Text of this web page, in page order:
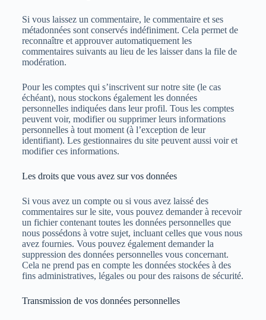
Si vous laissez un commentaire, le commentaire et ses
métadonnées sont conservés indéfiniment. Cela permet de
reconnaître et approuver automatiquement les
commentaires suivants au lieu de les laisser dans la file de
modération.
Pour les comptes qui s’inscrivent sur notre site (le cas
échéant), nous stockons également les données
personnelles indiquées dans leur profil. Tous les comptes
peuvent voir, modifier ou supprimer leurs informations
personnelles à tout moment (à l’exception de leur
identifiant). Les gestionnaires du site peuvent aussi voir et
modifier ces informations.
Les droits que vous avez sur vos données
Si vous avez un compte ou si vous avez laissé des
commentaires sur le site, vous pouvez demander à recevoir
un fichier contenant toutes les données personnelles que
nous possédons à votre sujet, incluant celles que vous nous
avez fournies. Vous pouvez également demander la
suppression des données personnelles vous concernant.
Cela ne prend pas en compte les données stockées à des
fins administratives, légales ou pour des raisons de sécurité.
Transmission de vos données personnelles